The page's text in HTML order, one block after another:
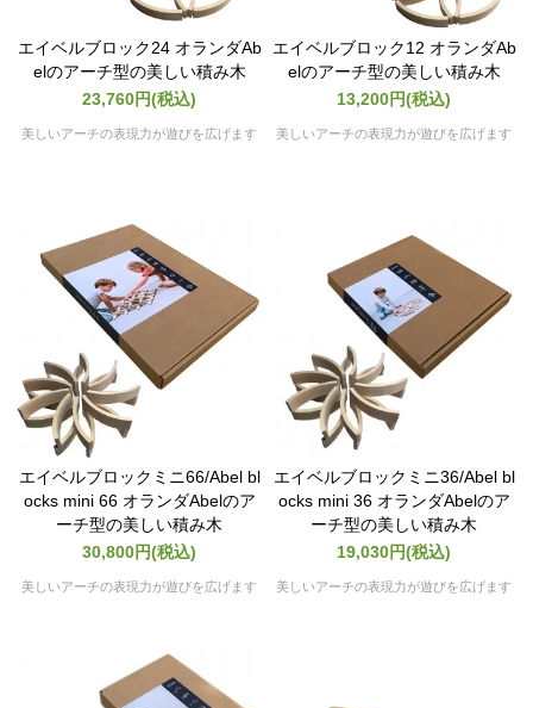
エイベルブロック24 オランダAb
elのアーチ型の美しい積み木
23,760円(税込)
美しいアーチの表現力が遊びを広げます
エイベルブロック12 オランダAb
elのアーチ型の美しい積み木
13,200円(税込)
美しいアーチの表現力が遊びを広げます
エイベルブロックミニ66/Abel bl
ocks mini 66 オランダAbelのア
ーチ型の美しい積み木
30,800円(税込)
美しいアーチの表現力が遊びを広げます
エイベルブロックミニ36/Abel bl
ocks mini 36 オランダAbelのア
ーチ型の美しい積み木
19,030円(税込)
美しいアーチの表現力が遊びを広げます